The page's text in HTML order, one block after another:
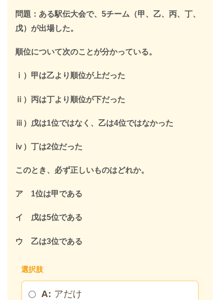
＼ 無料・1分で登録完了！ ／
限定キーワードを受け取る
※このページを開いたまま登録してください
問題：ある駅伝大会で、5チーム（甲、乙、丙、丁、
戊）が出場した。
順位について次のことが分かっている。
ⅰ）甲は乙より順位が上だった
ⅱ）丙は丁より順位が下だった
ⅲ）戊は1位ではなく、乙は4位ではなかった
ⅳ）丁は2位だった
このとき、必ず正しいものはどれか。
ア 1位は甲である
イ 戊は5位である
ウ 乙は3位である
選択肢
A: アだけ